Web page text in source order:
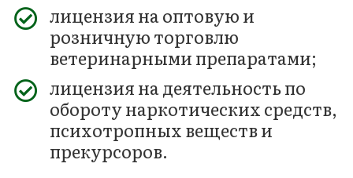
лицензия на оптовую и
розничную торговлю
ветеринарными препаратами;
лицензия на деятельность по
обороту наркотических средств,
психотропных веществ и
прекурсоров.